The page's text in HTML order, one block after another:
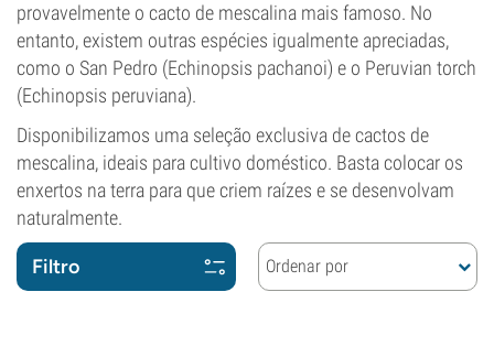
provavelmente o cacto de mescalina mais famoso. No
entanto, existem outras espécies igualmente apreciadas,
como o San Pedro (Echinopsis pachanoi) e o Peruvian torch
(Echinopsis peruviana).
Disponibilizamos uma seleção exclusiva de cactos de
mescalina, ideais para cultivo doméstico. Basta colocar os
enxertos na terra para que criem raízes e se desenvolvam
naturalmente.
Filtro Ordenar por